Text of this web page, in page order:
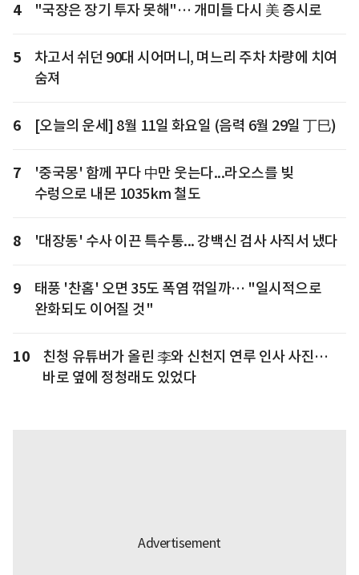
4 "국장은 장기 투자 못해"… 개미들 다시 美 증시로
5
차고서 쉬던 90대 시어머니, 며느리 주차 차량에 치여
숨져
6 [오늘의 운세] 8월 11일 화요일 (음력 6월 29일 丁巳)
7
'중국몽' 함께 꾸다 中만 웃는다...라오스를 빚
수렁으로 내몬 1035km 철도
8 '대장동' 수사 이끈 특수통... 강백신 검사 사직서 냈다
9
태풍 '찬홈' 오면 35도 폭염 꺾일까… "일시적으로
완화되도 이어질 것"
10
친청 유튜버가 올린 李와 신천지 연루 인사 사진…
바로 옆에 정청래도 있었다